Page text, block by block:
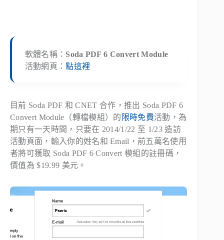
軟體名稱： Soda PDF 6 Convert Module
活動網頁：點這裡
目前 Soda PDF 和 CNET 合作，推出 Soda PDF 6
Convert Module（轉檔模組）的 限時免費活動，為
期只有一天時間，只要在 2014/1/22 至 1/23 造訪
活動頁面，輸入你的姓名和 Email，前五萬名使用
者將可獲取 Soda PDF 6 Convert 模組的註冊碼，
價值為 $19.99 美元。